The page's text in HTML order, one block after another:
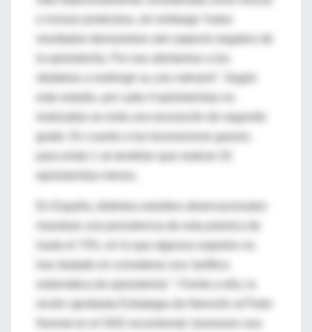
e incluso protectora, sin embargo “estos
resultados demuestran otro aspecto negativo de
obstetras a restringir su uso rutinario”. Según
realizadas se evita una laceración de segundo
En España, distintos estudios observacionales
hasta el 73%, en lo que algunos expertos no
recién aprobada Estrategia de Atención al Parto